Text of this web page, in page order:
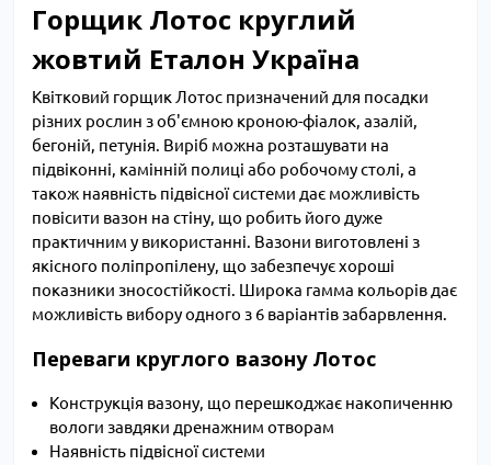
Горщик Лотос круглий
жовтий Еталон Україна
Квітковий горщик Лотос призначений для посадки
різних рослин з об'ємною кроною-фіалок, азалій,
бегоній, петунія. Виріб можна розташувати на
підвіконні, камінній полиці або робочому столі, а
також наявність підвісної системи дає можливість
повісити вазон на стіну, що робить його дуже
практичним у використанні. Вазони виготовлені з
якісного поліпропілену, що забезпечує хороші
показники зносостійкості. Широка гамма кольорів дає
можливість вибору одного з 6 варіантів забарвлення.
Переваги круглого вазону Лотос
Конструкція вазону, що перешкоджає накопиченню
вологи завдяки дренажним отворам
Наявність підвісної системи